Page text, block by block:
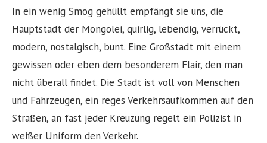
In ein wenig Smog gehüllt empfängt sie uns, die
Hauptstadt der Mongolei, quirlig, lebendig, verrückt,
modern, nostalgisch, bunt. Eine Großstadt mit einem
gewissen oder eben dem besonderem Flair, den man
nicht überall findet. Die Stadt ist voll von Menschen
und Fahrzeugen, ein reges Verkehrsaufkommen auf den
Straßen, an fast jeder Kreuzung regelt ein Polizist in
weißer Uniform den Verkehr.